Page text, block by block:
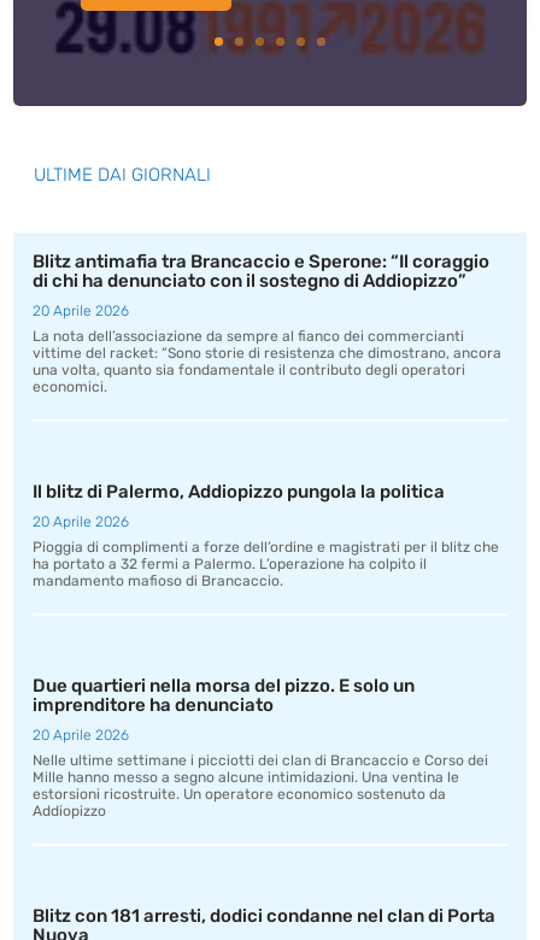
ULTIME DAI GIORNALI
Blitz antimafia tra Brancaccio e Sperone: “Il coraggio
di chi ha denunciato con il sostegno di Addiopizzo”
20 Aprile 2026
La nota dell’associazione da sempre al fianco dei commercianti
vittime del racket: “Sono storie di resistenza che dimostrano, ancora
una volta, quanto sia fondamentale il contributo degli operatori
economici.
Il blitz di Palermo, Addiopizzo pungola la politica
20 Aprile 2026
Pioggia di complimenti a forze dell’ordine e magistrati per il blitz che
ha portato a 32 fermi a Palermo. L’operazione ha colpito il
mandamento mafioso di Brancaccio.
Due quartieri nella morsa del pizzo. E solo un
imprenditore ha denunciato
20 Aprile 2026
Nelle ultime settimane i picciotti dei clan di Brancaccio e Corso dei
Mille hanno messo a segno alcune intimidazioni. Una ventina le
estorsioni ricostruite. Un operatore economico sostenuto da
Addiopizzo
Blitz con 181 arresti, dodici condanne nel clan di Porta
Nuova